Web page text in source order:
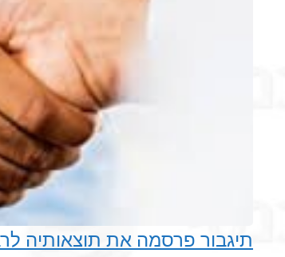
תיגבור פרסמה את תוצאותיה